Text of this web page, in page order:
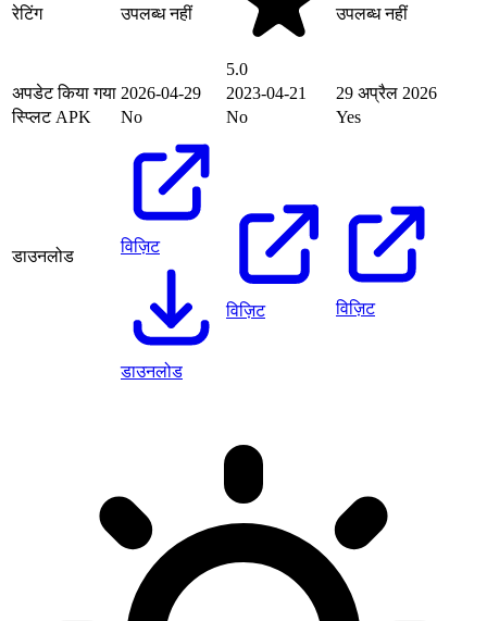
रेटिंग उपलब्ध नहीं
5.0
उपलब्ध नहीं
अपडेट किया गया 2026-04-29 2023-04-21
29 अप्रैल 2026
स्प्लिट APK
No No Yes
डाउनलोड
विज़िट
डाउनलोड
विज़िट विज़िट